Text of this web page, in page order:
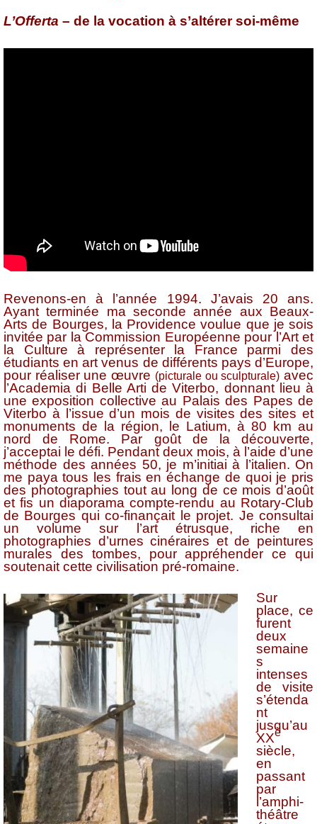
L’Offerta – de la vocation à s’altérer soi-même
Revenons-en à l’année 1994. J’avais 20 ans.
Ayant terminée ma seconde année aux Beaux-
Arts de Bourges, la Providence voulue que je sois
invitée par la Commission Européenne pour l’Art et
la Culture à représenter la France parmi des
étudiants en art venus de différents pays d’Europe,
pour réaliser une œuvre (picturale ou sculpturale) avec
l’Academia di Belle Arti de Viterbo, donnant lieu à
une exposition collective au Palais des Papes de
Viterbo à l’issue d’un mois de visites des sites et
monuments de la région, le Latium, à 80 km au
nord de Rome. Par goût de la découverte,
j’acceptai le défi. Pendant deux mois, à l’aide d’une
méthode des années 50, je m’initiai à l’italien. On
me paya tous les frais en échange de quoi je pris
des photographies tout au long de ce mois d’août
et fis un diaporama compte-rendu au Rotary-Club
de Bourges qui co-finançait le projet. Je consultai
un volume sur l’art étrusque, riche en
photographies d’urnes cinéraires et de peintures
murales des tombes, pour appréhender ce qui
soutenait cette civilisation pré-romaine.
Sur
place, ce
furent
deux
semaine
s
intenses
de visite
s’étenda
nt
jusqu’au
XXè
siècle,
en
passant
par
l’amphi-
théâtre